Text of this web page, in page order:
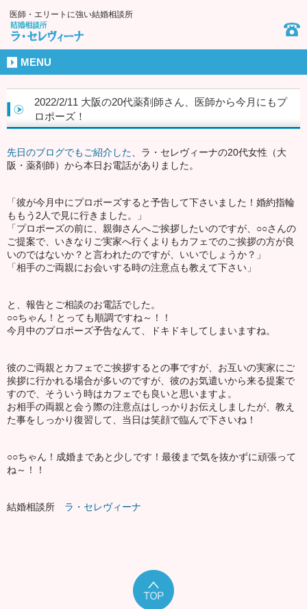
医師・エリートに強い結婚相談所
MENU
2022/2/11 大阪の20代薬剤師さん、医師から今月にもプ
ロポーズ！
先日のブログでもご紹介した 、ラ・セレヴィーナの20代女性（大
阪・薬剤師）から本日お電話がありました。
「彼が今月中にプロポーズすると予告して下さいました！婚約指輪
ももう2人で見に行きました。」
「プロポーズの前に、親御さんへご挨拶したいのですが、○○さんの
ご提案で、いきなりご実家へ行くよりもカフェでのご挨拶の方が良
いのではないか？と言われたのですが、いいでしょうか？」
「相手のご両親にお会いする時の注意点も教えて下さい」
と、報告とご相談のお電話でした。
○○ちゃん！とっても順調ですね～！！
今月中のプロポーズ予告なんて、ドキドキしてしまいますね。
彼のご両親とカフェでご挨拶するとの事ですが、お互いの実家にご
挨拶に行かれる場合が多いのですが、彼のお気遣いから来る提案で
すので、そういう時はカフェでも良いと思いますよ。
お相手の両親と会う際の注意点はしっかりお伝えしましたが、教え
た事をしっかり復習して、当日は笑顔で臨んで下さいね！
○○ちゃん！成婚まであと少しです！最後まで気を抜かずに頑張って
ね～！！
結婚相談所 ラ・セレヴィーナ